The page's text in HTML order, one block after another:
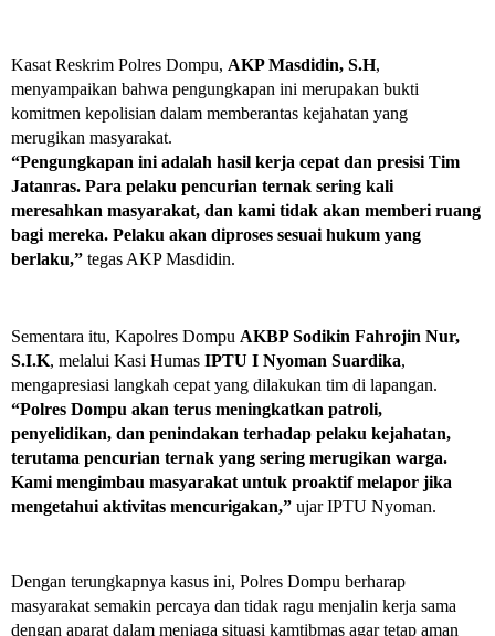
Kasat Reskrim Polres Dompu, AKP Masdidin, S.H,
menyampaikan bahwa pengungkapan ini merupakan bukti
komitmen kepolisian dalam memberantas kejahatan yang
merugikan masyarakat.
“Pengungkapan ini adalah hasil kerja cepat dan presisi Tim
Jatanras. Para pelaku pencurian ternak sering kali
meresahkan masyarakat, dan kami tidak akan memberi ruang
bagi mereka. Pelaku akan diproses sesuai hukum yang
berlaku,” tegas AKP Masdidin.
Sementara itu, Kapolres Dompu AKBP Sodikin Fahrojin Nur,
S.I.K, melalui Kasi Humas IPTU I Nyoman Suardika,
mengapresiasi langkah cepat yang dilakukan tim di lapangan.
“Polres Dompu akan terus meningkatkan patroli,
penyelidikan, dan penindakan terhadap pelaku kejahatan,
terutama pencurian ternak yang sering merugikan warga.
Kami mengimbau masyarakat untuk proaktif melapor jika
mengetahui aktivitas mencurigakan,” ujar IPTU Nyoman.
Dengan terungkapnya kasus ini, Polres Dompu berharap
masyarakat semakin percaya dan tidak ragu menjalin kerja sama
dengan aparat dalam menjaga situasi kamtibmas agar tetap aman